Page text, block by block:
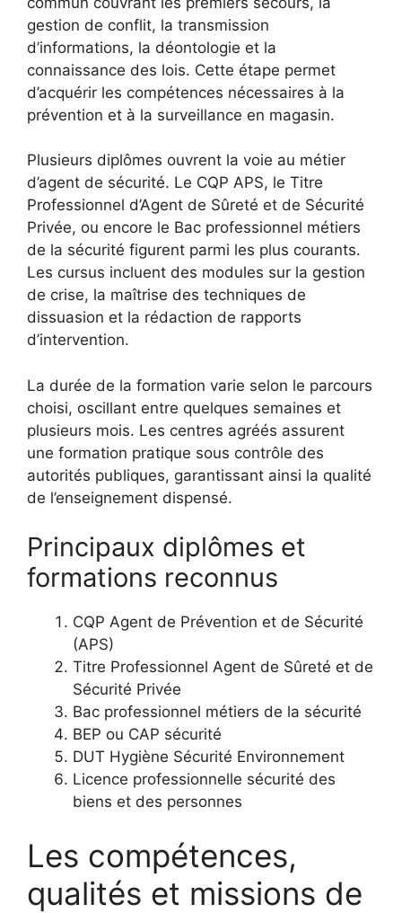
gestion de conflit, la transmission
d’informations, la déontologie et la
connaissance des lois. Cette étape permet
d’acquérir les compétences nécessaires à la
prévention et à la surveillance en magasin.
Plusieurs diplômes ouvrent la voie au métier
d’agent de sécurité. Le CQP APS, le Titre
Professionnel d’Agent de Sûreté et de Sécurité
Privée, ou encore le Bac professionnel métiers
de la sécurité figurent parmi les plus courants.
Les cursus incluent des modules sur la gestion
de crise, la maîtrise des techniques de
dissuasion et la rédaction de rapports
d’intervention.
La durée de la formation varie selon le parcours
choisi, oscillant entre quelques semaines et
plusieurs mois. Les centres agréés assurent
une formation pratique sous contrôle des
autorités publiques, garantissant ainsi la qualité
de l’enseignement dispensé.
Principaux diplômes et
formations reconnus
CQP Agent de Prévention et de Sécurité
(APS)
Titre Professionnel Agent de Sûreté et de
Sécurité Privée
Bac professionnel métiers de la sécurité
BEP ou CAP sécurité
DUT Hygiène Sécurité Environnement
Licence professionnelle sécurité des
biens et des personnes
Les compétences,
qualités et missions de